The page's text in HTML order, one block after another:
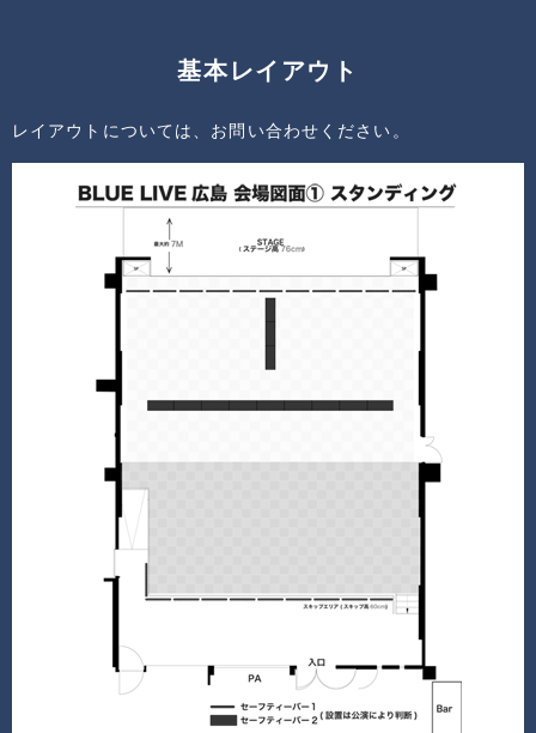
基本レイアウト
レイアウトについては、お問い合わせください。